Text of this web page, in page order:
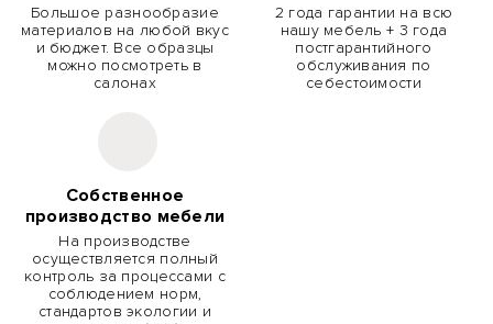
Большое разнообразие
материалов на любой вкус
и бюджет. Все образцы
можно посмотреть в
салонах
2 года гарантии на всю
нашу мебель + 3 года
постгарантийного
обслуживания по
себестоимости
Собственное
производство мебели
На производстве
осуществляется полный
контроль за процессами с
соблюдением норм,
стандартов экологии и